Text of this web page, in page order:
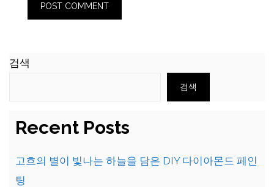
검색
검색
Recent Posts
고흐의 별이 빛나는 하늘을 담은 DIY 다이아몬드 페인
팅